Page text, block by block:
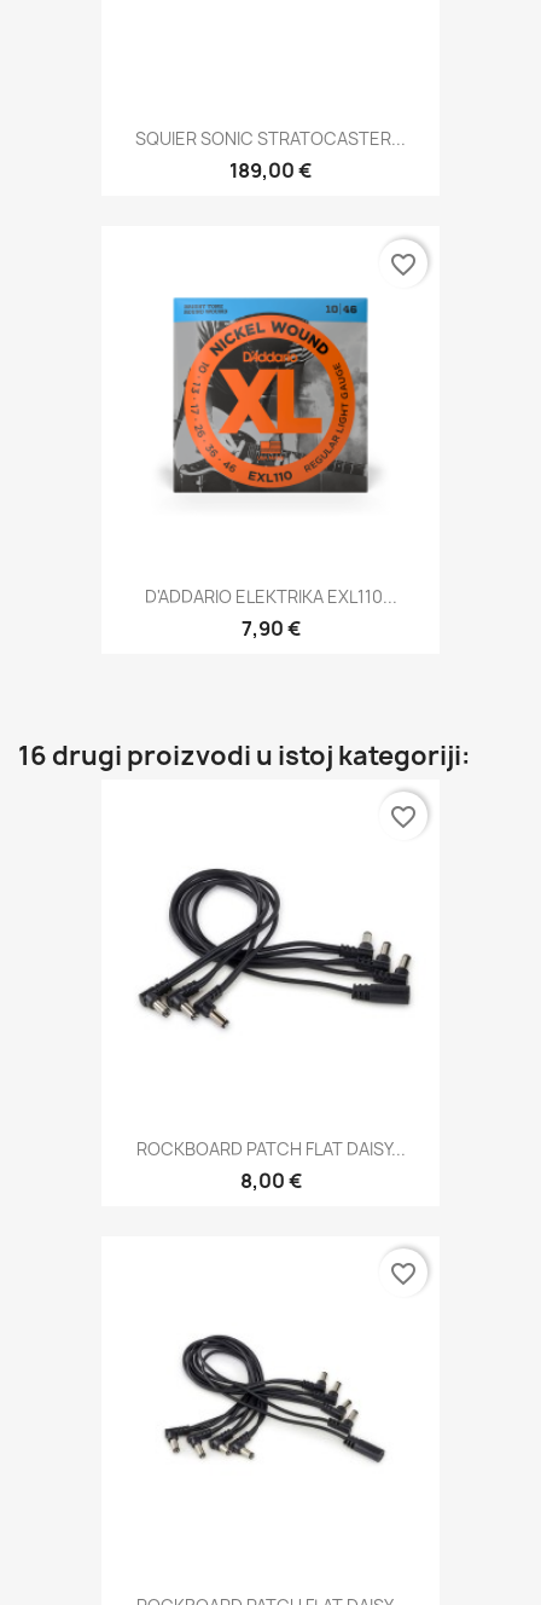
SQUIER SONIC STRATOCASTER...
189,00 €
D'ADDARIO ELEKTRIKA EXL110...
7,90 €
favorite_border
16 drugi proizvodi u istoj kategoriji:
ROCKBOARD PATCH FLAT DAISY...
8,00 €
favorite_border
favorite_border